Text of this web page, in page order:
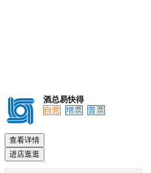
酒总易快得
自营
增票 普票
查看详情
进店逛逛